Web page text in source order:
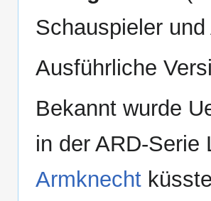
Schauspieler und
Ausführliche
Bekannt wurde
in der ARD-
Armknecht